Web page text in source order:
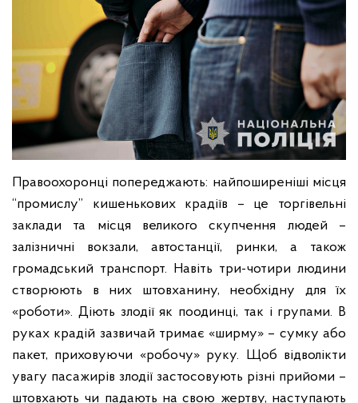
Правоохоронці попереджають: найпоширеніші місця
“промислу” кишенькових крадіїв – це торгівельні
заклади та місця великого скупчення людей –
залізничні вокзали, автостанції, ринки, а також
громадський транспорт. Навіть три-чотири людини
створюють в них штовханину, необхідну для їх
«роботи». Діють злодії як поодинці, так і групами. В
руках крадій зазвичай тримає «ширму» – сумку або
пакет, приховуючи «робочу» руку. Щоб відволікти
увагу пасажирів злодії застосовують різні прийоми –
штовхають чи падають на свою жертву, наступають